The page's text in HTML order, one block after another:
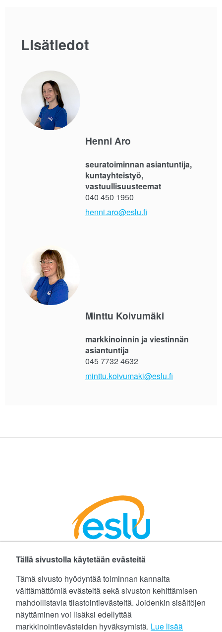
Tällä sivustolla käytetään evästeitä
Tämä sivusto hyödyntää toiminnan kannalta
välttämättömiä evästeitä sekä sivuston kehittämisen
mahdollistavia tilastointievästeitä. Joidenkin sisältöjen
näyttäminen voi lisäksi edellyttää
markkinointievästeiden hyväksymistä. Lue lisää
Lisätiedot
Henni Aro
seuratoiminnan asiantuntija,
kuntayhteistyö,
vastuullisuusteemat
040 450 1950
henni.aro@eslu.fi
Minttu Koivumäki
markkinoinnin ja viestinnän
asiantuntija
045 7732 4632
minttu.koivumaki@eslu.fi
Facebookissa Instagramissa
©Etelä-Suomen Liikunta ja Urheilu ry
Tietoa evästeistä (cookies)
Yhteystiedot